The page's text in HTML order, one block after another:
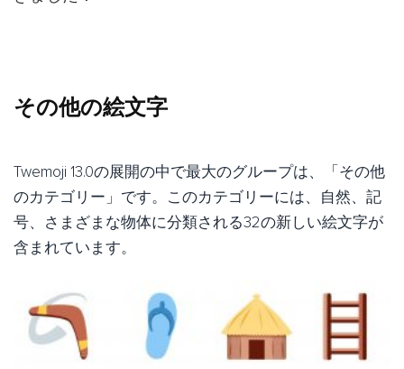
その他の絵文字
Twemoji 13.0の展開の中で最大のグループは、「その他
のカテゴリー」です。このカテゴリーには、自然、記
号、さまざまな物体に分類される32の新しい絵文字が
含まれています。